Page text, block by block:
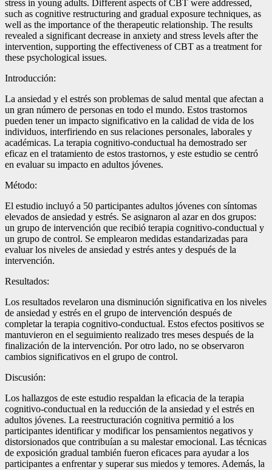
stress in young adults. Different aspects of CBT were addressed,
such as cognitive restructuring and gradual exposure techniques, as
well as the importance of the therapeutic relationship. The results
revealed a significant decrease in anxiety and stress levels after the
intervention, supporting the effectiveness of CBT as a treatment for
these psychological issues.
Introducción:
La ansiedad y el estrés son problemas de salud mental que afectan a
un gran número de personas en todo el mundo. Estos trastornos
pueden tener un impacto significativo en la calidad de vida de los
individuos, interfiriendo en sus relaciones personales, laborales y
académicas. La terapia cognitivo-conductual ha demostrado ser
eficaz en el tratamiento de estos trastornos, y este estudio se centró
en evaluar su impacto en adultos jóvenes.
Método:
El estudio incluyó a 50 participantes adultos jóvenes con síntomas
elevados de ansiedad y estrés. Se asignaron al azar en dos grupos:
un grupo de intervención que recibió terapia cognitivo-conductual y
un grupo de control. Se emplearon medidas estandarizadas para
evaluar los niveles de ansiedad y estrés antes y después de la
intervención.
Resultados:
Los resultados revelaron una disminución significativa en los niveles
de ansiedad y estrés en el grupo de intervención después de
completar la terapia cognitivo-conductual. Estos efectos positivos se
mantuvieron en el seguimiento realizado tres meses después de la
finalización de la intervención. Por otro lado, no se observaron
cambios significativos en el grupo de control.
Discusión:
Los hallazgos de este estudio respaldan la eficacia de la terapia
cognitivo-conductual en la reducción de la ansiedad y el estrés en
adultos jóvenes. La reestructuración cognitiva permitió a los
participantes identificar y modificar los pensamientos negativos y
distorsionados que contribuían a su malestar emocional. Las técnicas
de exposición gradual también fueron eficaces para ayudar a los
participantes a enfrentar y superar sus miedos y temores. Además, la